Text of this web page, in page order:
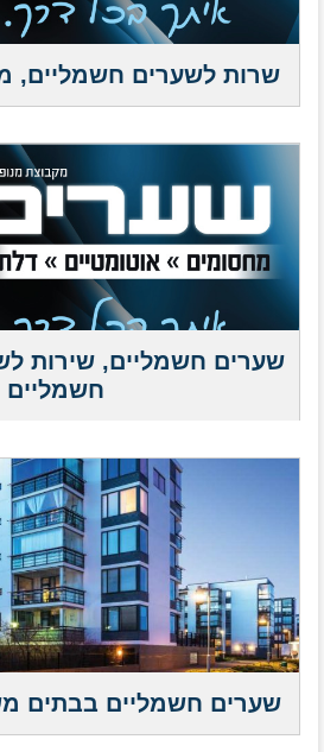
שרות לשערים חשמליים,
שערים חשמליים, שירות
חשמליים
שערים חשמליים בבתים